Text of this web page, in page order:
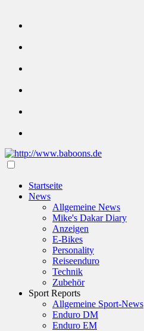
Startseite
News
Allgemeine News
Mike's Dakar Diary
Anzeigen
E-Bikes
Personality
Reiseenduro
Technik
Zubehör
Sport Reports
Allgemeine Sport-News
Enduro DM
Enduro EM